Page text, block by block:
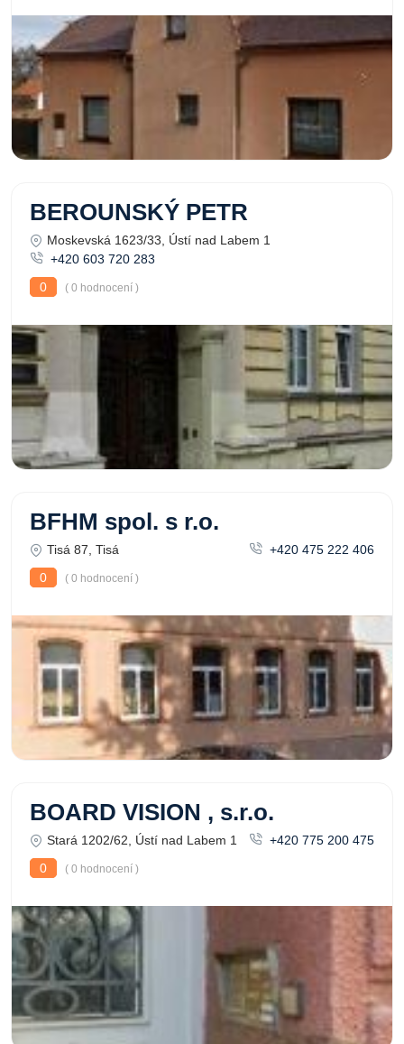
BEROUNSKÝ PETR
Moskevská 1623/33, Ústí nad Labem 1
+420 603 720 283
0
( 0 hodnocení )
BFHM spol. s r.o.
Tisá 87, Tisá
+420 475 222 406
0
( 0 hodnocení )
BOARD VISION , s.r.o.
Stará 1202/62, Ústí nad Labem 1
+420 775 200 475
0
( 0 hodnocení )